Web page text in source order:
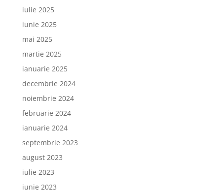
iulie 2025
iunie 2025
mai 2025
martie 2025
ianuarie 2025
decembrie 2024
noiembrie 2024
februarie 2024
ianuarie 2024
septembrie 2023
august 2023
iulie 2023
iunie 2023